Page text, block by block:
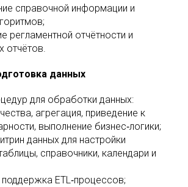
справочной информации и
регламентной отчётности и
отчётов.
данных
для обработки данных:
агрегация, приведение к
выполнение бизнес‑логики;
данных для настройки
справочники, календари и
ETL‑процессов;